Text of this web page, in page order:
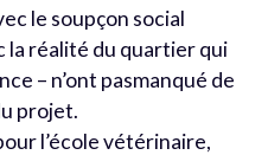
le soupçon social
la réalité du quartier qui
– n’ont pasmanqué de
projet.
l’école vétérinaire,